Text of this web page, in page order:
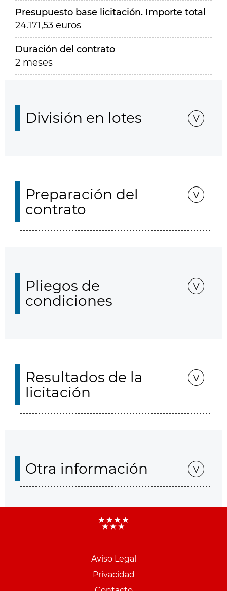
Presupuesto base licitación. Importe total
24.171,53 euros
Duración del contrato
2 meses
División en lotes
Preparación del
contrato
Pliegos de
condiciones
Resultados de la
licitación
Otra información
Aviso Legal
Privacidad